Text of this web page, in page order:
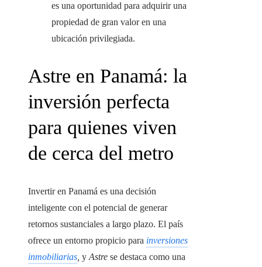
es una oportunidad para adquirir una
propiedad de gran valor en una
ubicación privilegiada.
Astre en Panamá: la
inversión perfecta
para quienes viven
de cerca del metro
Invertir en Panamá es una decisión
inteligente con el potencial de generar
retornos sustanciales a largo plazo. El país
ofrece un entorno propicio para inversiones
inmobiliarias y Astre se destaca como una